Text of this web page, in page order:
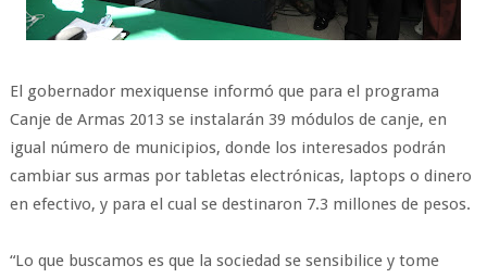
El gobernador mexiquense informó que para el programa
Canje de Armas 2013 se instalarán 39 módulos de canje, en
igual número de municipios, donde los interesados podrán
cambiar sus armas por tabletas electrónicas, laptops o dinero
en efectivo, y para el cual se destinaron 7.3 millones de pesos.
“Lo que buscamos es que la sociedad se sensibilice y tome